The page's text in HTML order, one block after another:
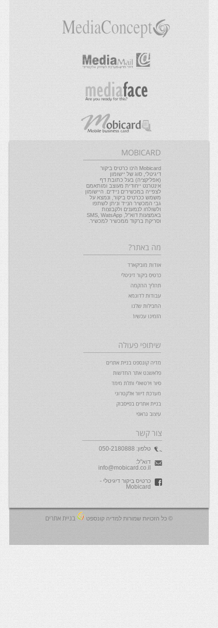
MOBICARD
Mobicard הינו כרטיס ביקור
דיגיטלי, סוג של יישומון
(אפליקציה) בעל כתובת דף
אינטרנט ייחודית מעוצב ומותאמם
לצפייה במכשירים ניידים. היישומון
משמש ככרטיס ביקור, ונמצא על
גבי המכשיר הנייד וניתן לשתפו
ולשולחו לנמענים ולקבוצות
באמצעות דוא"ל, SMS, WatsApp
וסריקת ברקוד ממכשיר למכשיר.
מה באתר?
אודות מוביקארד
כרטיס ביקור דיגיטלי
תהליך ההקמה
עבודות לדוגמא
החבילות שלנו
הזמינו עכשיו!
שיתופי פעולה
מדיה קונספט בניית אתרים
פלאשנט אתר החדשות
סיור וירטואלי ותלת מימד
מערכת דיוור אלקטרוני
בניית אתרים בפייסבוק
עיצוב גראפי
צור קשר
טלפון:
דוא"ל:
info@mobicard.co.il
כרטיס ביקור דיגיטלי -
Mobicard
© כל הזכויות שמורות למדיה קונספט בניית אתרים